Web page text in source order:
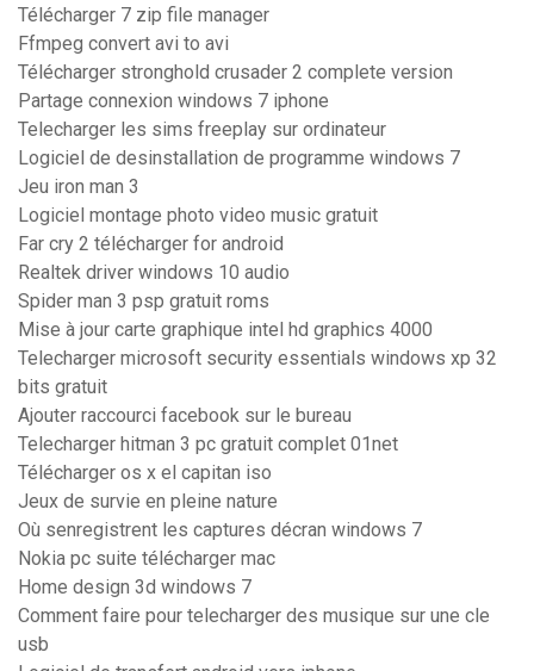
Télécharger 7 zip file manager
Ffmpeg convert avi to avi
Télécharger stronghold crusader 2 complete version
Partage connexion windows 7 iphone
Telecharger les sims freeplay sur ordinateur
Logiciel de desinstallation de programme windows 7
Jeu iron man 3
Logiciel montage photo video music gratuit
Far cry 2 télécharger for android
Realtek driver windows 10 audio
Spider man 3 psp gratuit roms
Mise à jour carte graphique intel hd graphics 4000
Telecharger microsoft security essentials windows xp 32
bits gratuit
Ajouter raccourci facebook sur le bureau
Telecharger hitman 3 pc gratuit complet 01net
Télécharger os x el capitan iso
Jeux de survie en pleine nature
Où senregistrent les captures décran windows 7
Nokia pc suite télécharger mac
Home design 3d windows 7
Comment faire pour telecharger des musique sur une cle
usb